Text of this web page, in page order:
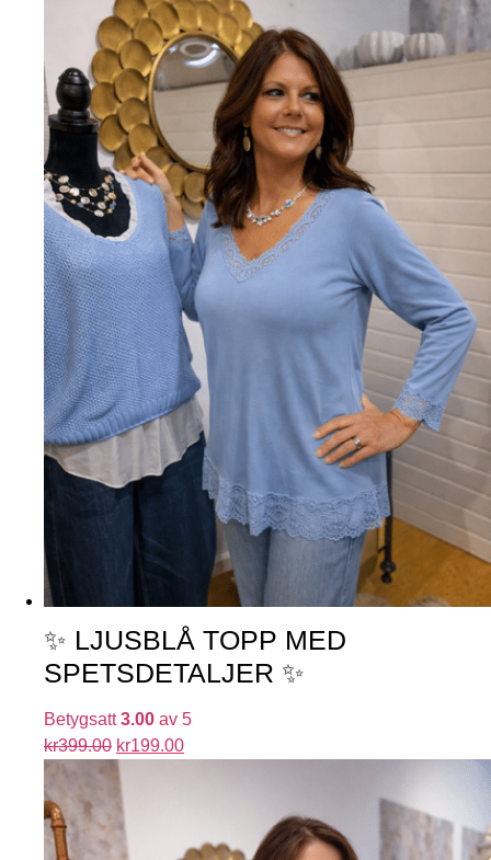
✨ LJUSBLÅ TOPP MED
SPETSDETALJER ✨
Betygsatt3.00 av 5
kr399.00 kr199.00